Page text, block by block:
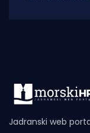
Jadranski web